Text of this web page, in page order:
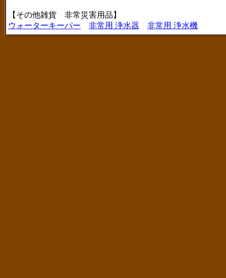
【その他雑貨 非常災害用品】
ウォーターキーパー
非常用 浄水器 非常用 浄水機